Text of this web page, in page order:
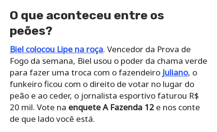
O que aconteceu entre os
peões?
Biel colocou Lipe na roça. Vencedor da Prova de
Fogo da semana, Biel usou o poder da chama verde
para fazer uma troca com o fazendeiro Juliano, o
funkeiro ficou com o direito de votar no lugar do
peão e ao ceder, o jornalista esportivo faturou R$
20 mil. Vote na enquete A Fazenda 12 e nos conte
de que lado você está.